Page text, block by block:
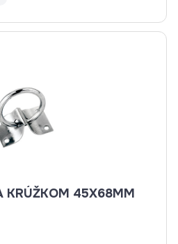
KRÚŽKOM 45X68MM